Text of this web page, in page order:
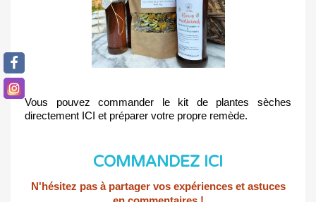
Vous pouvez commander le kit de plantes sèches
directement ICI et préparer votre propre remède.
COMMANDEZ ICI
N'hésitez pas à partager vos expériences et astuces